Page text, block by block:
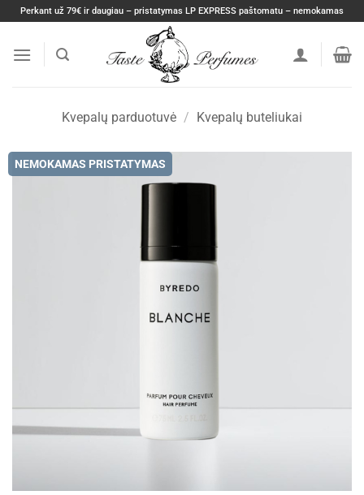
Skip
content
Perkant už 79€ ir daugiau – pristatymas LP EXPRESS paštomatu – nemokamas
Kvepalų parduotuvė / Kvepalų buteliukai
NEMOKAMAS PRISTATYMAS